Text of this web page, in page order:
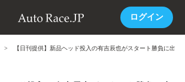
ログイン
【日刊提供】新品ヘッド投入の有吉辰也がスタート勝負に出る